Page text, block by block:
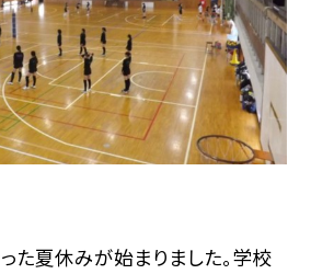
た夏休みが始まりました。学校